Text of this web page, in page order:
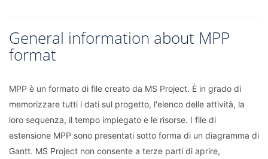
General information about MPP
format
MPP è un formato di file creato da MS Project. È in grado di
memorizzare tutti i dati sul progetto, l'elenco delle attività, la
loro sequenza, il tempo impiegato e le risorse. I file di
estensione MPP sono presentati sotto forma di un diagramma di
Gantt. MS Project non consente a terze parti di aprire,